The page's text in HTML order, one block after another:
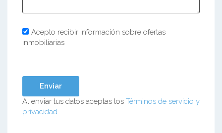
Acepto recibir información sobre ofertas
inmobiliarias
Al enviar tus datos aceptas los Términos de servicio y
privacidad